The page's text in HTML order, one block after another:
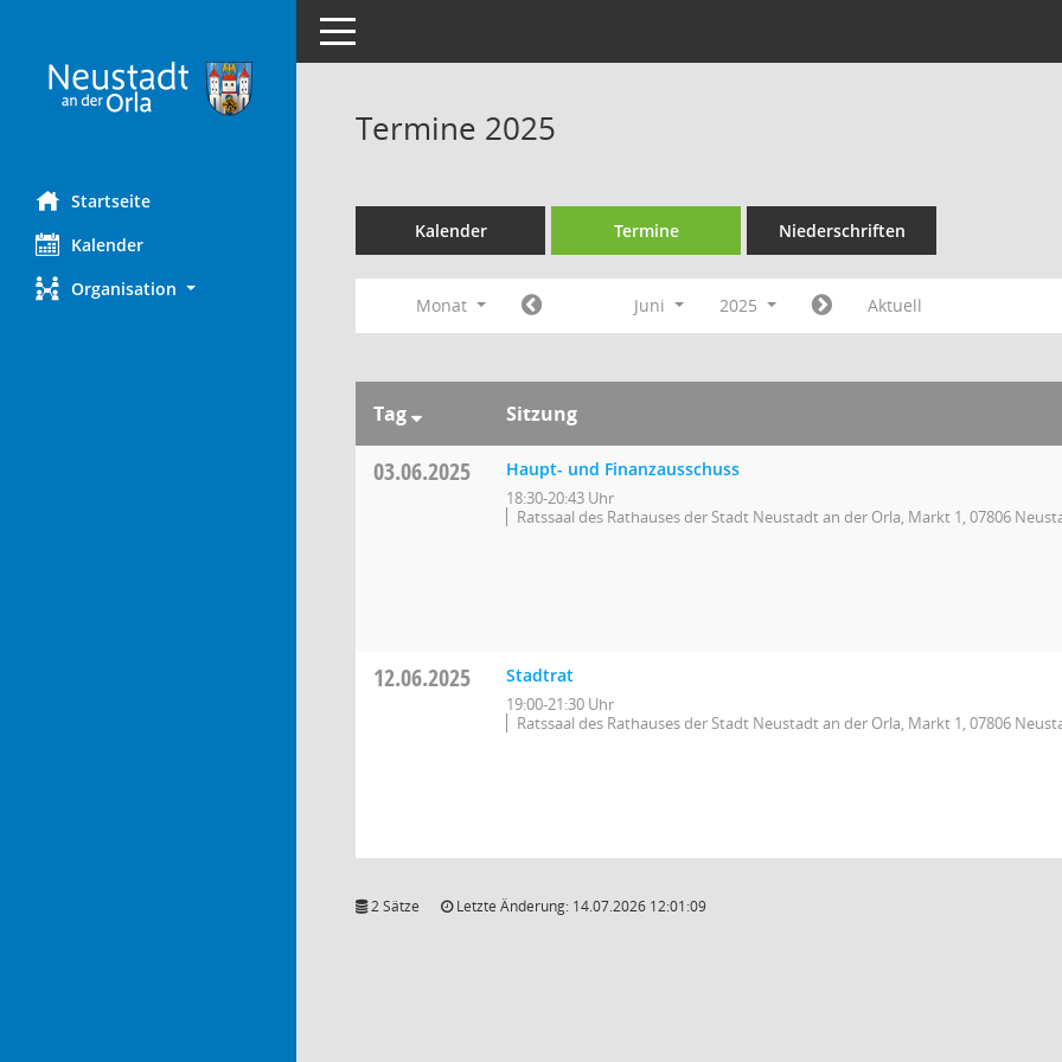
Startseite
Kalender
Organisation
Toggle navigation
Termine 2025
Kalender Termine Niederschriften
Monat Juni 2025 Aktuell
Tag Sitzung
03.06.2025 Haupt- und Finanzausschuss
18:30-20:43 Uhr
Ratssaal des Rathauses der Stadt Neustadt an der Orla, Markt 1, 07806
12.06.2025 Stadtrat
19:00-21:30 Uhr
Ratssaal des Rathauses der Stadt Neustadt an der Orla, Markt 1, 07806
2 Sätze Letzte Änderung: 14.07.2026 12:01:09